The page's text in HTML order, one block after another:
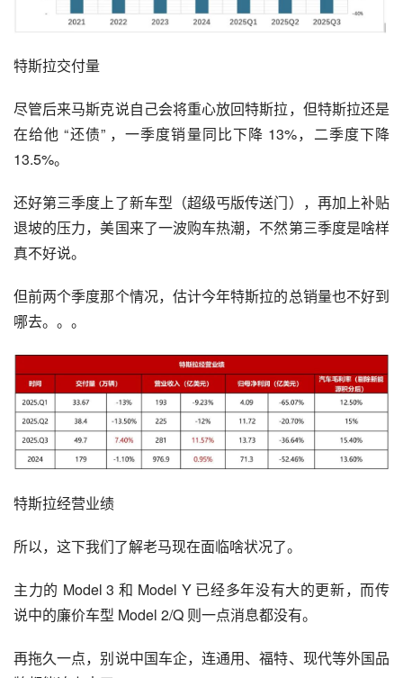
特斯拉交付量
尽管后来马斯克说自己会将重心放回特斯拉，但特斯拉还是
在给他 “还债” ，一季度销量同比下降 13%，二季度下降
13.5%。
还好第三季度上了新车型（超级丐版传送门），再加上补贴
退坡的压力，美国来了一波购车热潮，不然第三季度是啥样
真不好说。
但前两个季度那个情况，估计今年特斯拉的总销量也不好到
哪去。。。
特斯拉经营业绩
所以，这下我们了解老马现在面临啥状况了。
主力的 Model 3 和 Model Y 已经多年没有大的更新，而传
说中的廉价车型 Model 2/Q 则一点消息都没有。
再拖久一点，别说中国车企，连通用、福特、现代等外国品